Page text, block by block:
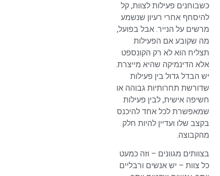
כשבוחנים פעילות לצוות, קל
להיסחף אחרי רעיון שנשמע
מרשים על הנייר. אבל בפועל,
מה שקובע אם הפעילות
תצליח הוא לא רק הקונספט
אלא הדינמיקה שהיא מייצרת.
יש הבדל גדול בין פעילות
שדורשת תחרותיות גבוהה או
חשיפה אישית, לבין פעילות
שמאפשרת לכל אחד להיכנס
בקצב שלו ועדיין להיות חלק
מהקבוצה.
בצוותים מגוונים – וזה כמעט
כל צוות – יש אנשים ורבליים